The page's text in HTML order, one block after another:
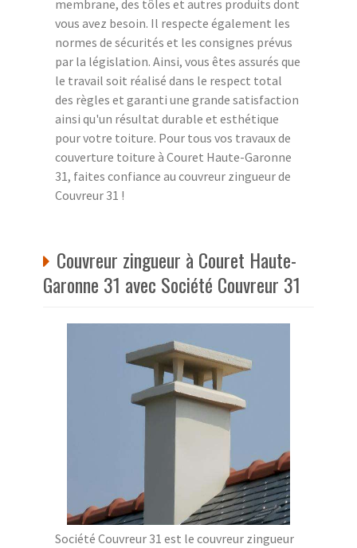
membrane, des tôles et autres produits dont
vous avez besoin. Il respecte également les
normes de sécurités et les consignes prévus
par la législation. Ainsi, vous êtes assurés que
le travail soit réalisé dans le respect total
des règles et garanti une grande satisfaction
ainsi qu'un résultat durable et esthétique
pour votre toiture. Pour tous vos travaux de
couverture toiture à Couret Haute-Garonne
31, faites confiance au couvreur zingueur de
Couvreur 31 !
Couvreur zingueur à Couret Haute-
Garonne 31 avec Société Couvreur 31
Société Couvreur 31 est le couvreur zingueur